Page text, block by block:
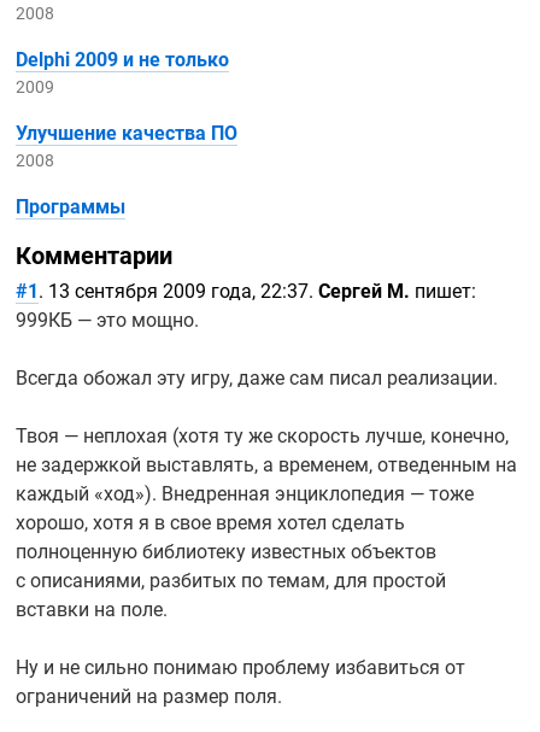
2008
Delphi 2009 и не только
2009
Улучшение качества ПО
2008
Программы
Комментарии
#1 . 13 сентября 2009 года, 22:37.Сергей М. пишет:
999КБ — это мощно.
Всегда обожал эту игру, даже сам писал реализации.
Твоя — неплохая (хотя ту же скорость лучше, конечно,
не задержкой выставлять, а временем, отведенным на
каждый «ход»). Внедренная энциклопедия — тоже
хорошо, хотя я в свое время хотел сделать
полноценную библиотеку известных объектов
с описаниями, разбитых по темам, для простой
вставки на поле.
Ну и не сильно понимаю проблему избавиться от
ограничений на размер поля.